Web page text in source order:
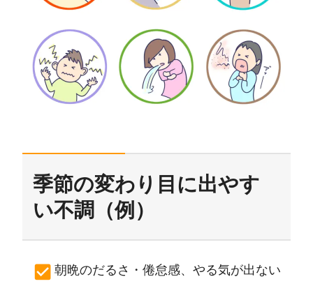
季節の変わり目に出やす
い不調（例）
朝晩のだるさ・倦怠感、やる気が出ない